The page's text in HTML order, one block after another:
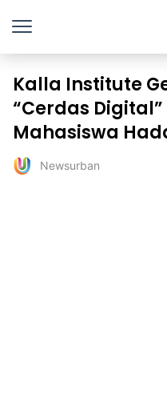
Kalla Institute
“Cerdas
Mahasiswa
Newsurban